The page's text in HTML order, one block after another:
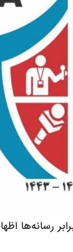
رسانه‌ها